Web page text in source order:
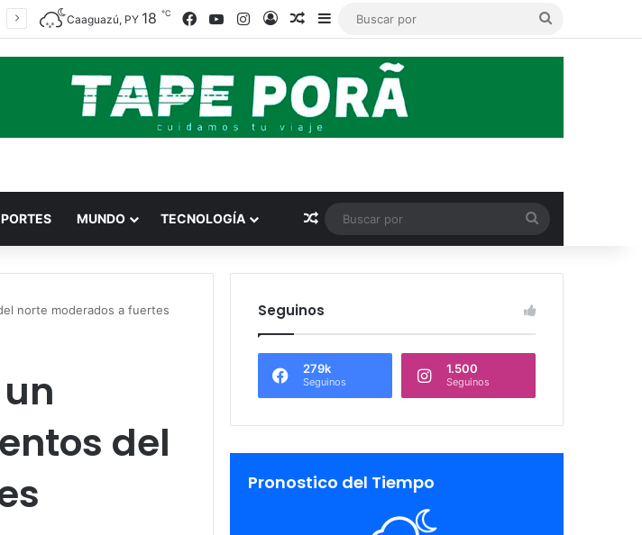
Caaguazú, PY 18 ℃ Facebook
YouTubeInstagram
AccesoPublicación al azar
Barra lateral
MUNDO TECNOLOGÍA Publicación al azar
por
norte moderados a fuertes
del
Seguinos
279k
Seguinos
1.500
Seguinos
Pronostico del Tiempo